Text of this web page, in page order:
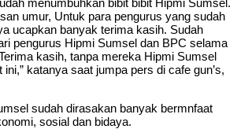
umur, Untuk para pengurus yang sudah
ucapkan banyak terima kasih. Sudah
pengurus Hipmi Sumsel dan BPC selama
kasih, tanpa mereka Hipmi Sumsel
katanya saat jumpa pers di cafe gun’s,
sudah dirasakan banyak bermnfaat
sosial dan bidaya.